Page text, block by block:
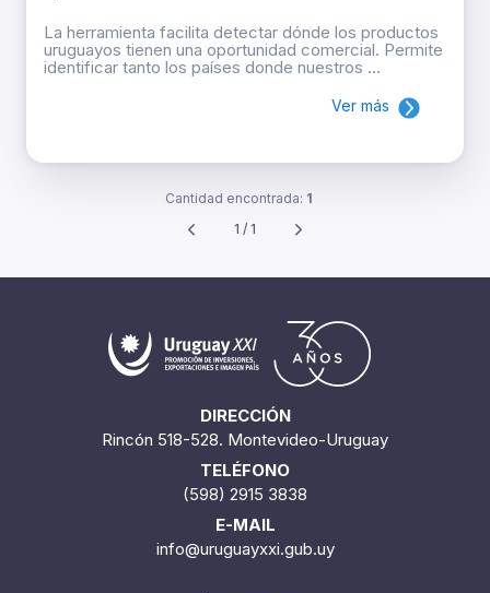
La herramienta facilita detectar dónde los productos
uruguayos tienen una oportunidad comercial. Permite
identificar tanto los países donde nuestros ...
Ver más
Cantidad encontrada: 1
1 / 1
DIRECCIÓN
Rincón 518-528. Montevideo-Uruguay
TELÉFONO
(598) 2915 3838
E-MAIL
info@uruguayxxi.gub.uy